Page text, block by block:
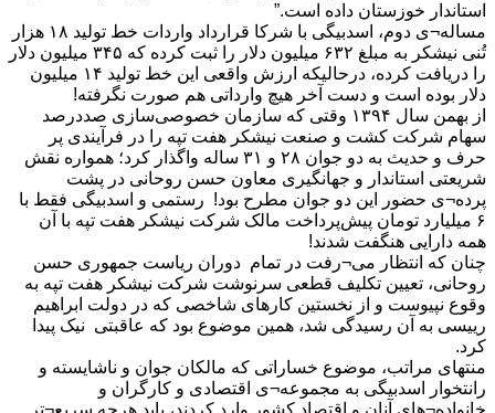
استاندار خوزستان داده است.”
مساله¬ی دوم، اسدبیگی با شرکا قرارداد واردات خط تولید ۱۸ هزار
تُنی نیشکر به مبلغ ۶۳۲ میلیون دلار را ثبت کرده که ۳۴۵ میلیون دلار
را دریافت کرده، درحالیکه ارزش واقعی این خط تولید ۱۴ میلیون
دلار بوده است و دست آخر هیچ وارداتی هم صورت نگرفته!
از بهمن سال ۱۳۹۴ وقتی که سازمان خصوصی‌سازی صددرصد
سهام شرکت کشت و صنعت نیشکر هفت تپه را در فرآیندی پر
حرف و حدیث به دو جوان ۲۸ و ۳۱ ساله واگذار کرد؛ همواره نقش
شریعتی استاندار و جهانگیری معاون حسن روحانی در پشت
پرده¬ی حضور این دو جوان مطرح بود! رستمی و اسدبیگی فقط با
۶ میلیارد تومان پیش‌پرداخت مالک شرکت نیشکر هفت تپه با آن
همه دارایی هنگفت شدند!
چنان که انتظار می¬رفت در تمام دوران ریاست جمهوری حسن
روحانی، تعیین تکلیف قطعی سرنوشت شرکت نیشکر هفت تپه به
وقوع نپیوست و از نخستین کارهای شاخصی که در دولت ابراهیم
رییسی به آن رسیدگی شد، همین موضوع بود که عاقبتی نیک پیدا
کرد.
منتهای مراتب، موضوع خساراتی که مالکان جوان و ناشایسته و
رانتخوار اسدبیگی به مجموعه¬ی اقتصادی و کارگران و
خانواده¬های آنان و اقتصاد کشور وارد کردند، باید هرچه سریع¬تر